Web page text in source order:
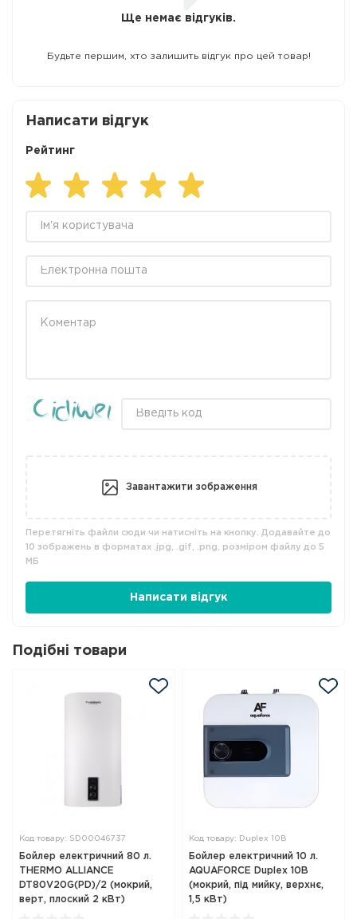
Ще немає відгуків.
Будьте першим, хто залишить відгук про цей товар!
Написати відгук
Рейтинг
Завантажити зображення
Перетягніть файли сюди чи натисніть на кнопку. Додавайте до
10 зображень в форматах .jpg, .gif, .png, розміром файлу до 5
МБ
Написати відгук
Подібні товари
Код товару: SD00046737
Бойлер електричний 80 л.
THERMO ALLIANCE
DT80V20G(PD)/2 (мокрий,
верт, плоский 2 кВт)
Код товару: Duplex 10B
Бойлер електричний 10 л.
AQUAFORCE Duplex 10B
(мокрий, під мийку, верхнє,
1,5 кВт)